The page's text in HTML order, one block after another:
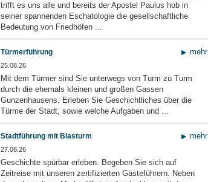
trifft es uns alle und bereits der Apostel Paulus hob in
seiner spannenden Eschatologie die gesellschaftliche
Bedeutung von Friedhöfen ...
mehr
Türmerführung
25.08.26
Mit dem Türmer sind Sie unterwegs von Turm zu Turm
durch die ehemals kleinen und großen Gassen
Gunzenhausens. Erleben Sie Geschichtliches über die
Türme der Stadt, sowie welche Aufgaben und ...
mehr
Stadtführung mit Blasturm
27.08.26
Geschichte spürbar erleben. Begeben Sie sich auf
Zeitreise mit unseren zertifizierten Gästeführern. Neben